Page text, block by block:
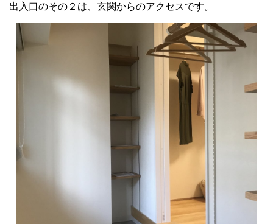
出入口のその２は、玄関からのアクセスです。